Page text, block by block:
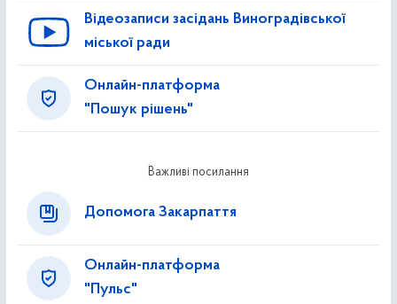
Відеозаписи засідань Виноградівської
міської ради
Онлайн-платформа
"Пошук рішень"
Важливі посилання
Допомога Закарпаття
Онлайн-платформа
"Пульс"